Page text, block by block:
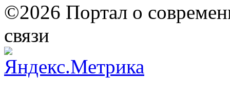
©2026 Портал о
связи